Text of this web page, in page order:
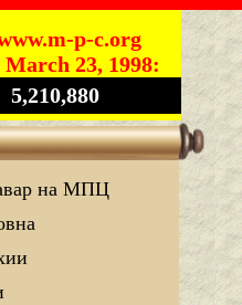
p-c.org
March 23, 1998:
5,210,880
на МПЦ